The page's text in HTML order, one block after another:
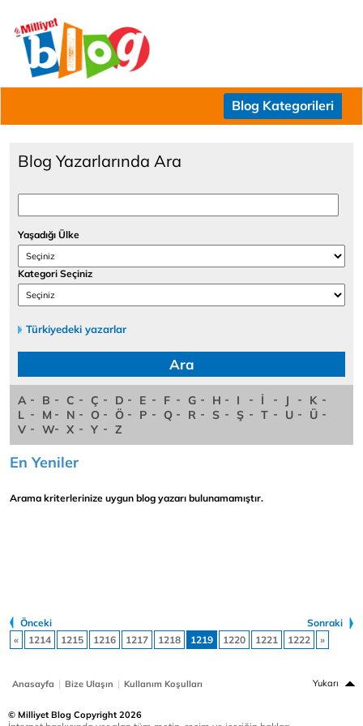
Blog Kategorileri
Blog Yazarlarında Ara
Yaşadığı Ülke
Kategori Seçiniz
Türkiyedeki yazarlar
A B C Ç D E F G H I İ J
K
L
M N O Ö P Q R S Ş T U
Ü
V
W X Y Z
En Yeniler
Arama kriterlerinize uygun blog yazarı bulunamamıştır.
Önceki
Sonraki
«
1214 1215 1216 1217 1218 1219 1220 1221 1222 »
Anasayfa | Bize Ulaşın | Kullanım Koşulları Yukarı
© Milliyet Blog Copyright 2026